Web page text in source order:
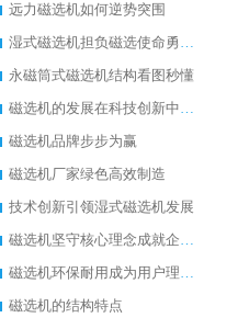
远力磁选机如何逆势突围
湿式磁选机担负磁选使命勇往直前
永磁筒式磁选机结构看图秒懂
磁选机的发展在科技创新中成为焦点
磁选机品牌步步为赢
磁选机厂家绿色高效制造
技术创新引领湿式磁选机发展
磁选机坚守核心理念成就企业辉煌
磁选机环保耐用成为用户理想选择
磁选机的结构特点